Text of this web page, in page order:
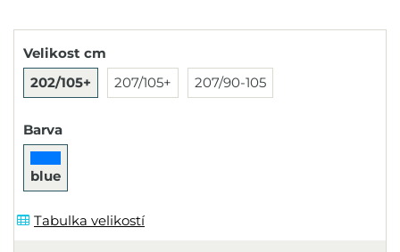
Velikost cm
202/105+
207/105+ 207/90-105
Barva
blue
Tabulka velikostí